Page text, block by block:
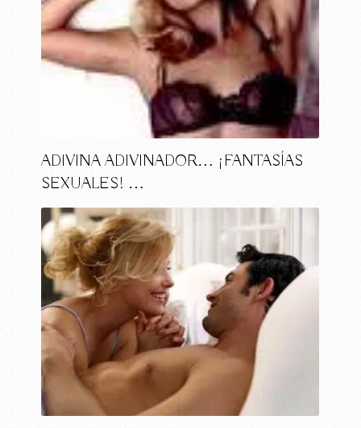
ADIVINA ADIVINADOR… ¡FANTASÍAS
SEXUALES! …